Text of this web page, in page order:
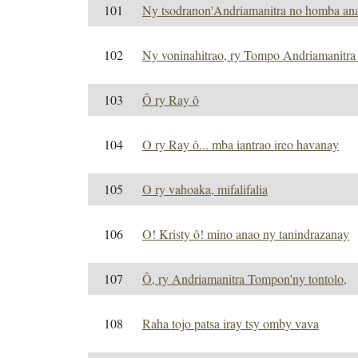
101 Ny tsodranon'Andriamanitra no homba
102 Ny voninahitrao, ry Tompo
103 Ô ry Ray ô
104 O ry Ray ô... mba iantrao ireo havanay
105 O ry vahoaka, mifalifalia
106 O! Kristy ô! mino anao ny tanindrazanay
107 Ô, ry Andriamanitra Tompon'ny tontolo,
108 Raha tojo patsa iray tsy omby vava